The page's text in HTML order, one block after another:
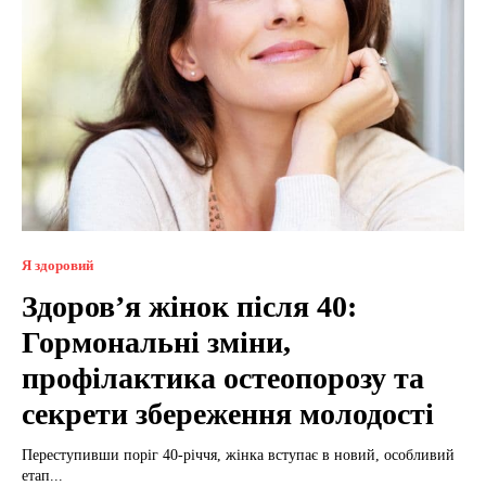
Я здоровий
Здоров’я жінок після 40:
Гормональні зміни,
профілактика остеопорозу та
секрети збереження молодості
Переступивши поріг 40-річчя, жінка вступає в новий, особливий
етап...